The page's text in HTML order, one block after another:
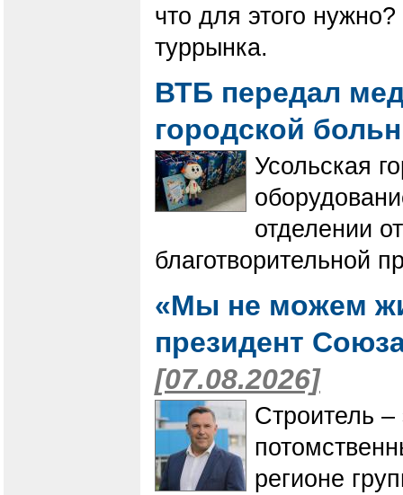
что для этого
туррынка.
ВТБ передал
городской
Усольская
отделении
благотворительной
«Мы не можем
президент
[07.08.2026]
Строитель –
регионе